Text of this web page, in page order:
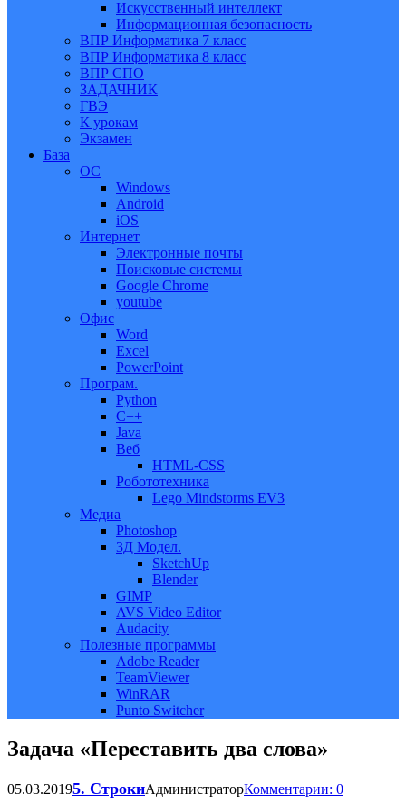
Искусственный интеллект
Информационная безопасность
ВПР Информатика 7 класс
ВПР Информатика 8 класс
ВПР СПО
ЗАДАЧНИК
ГВЭ
К урокам
Экзамен
База
ОС
Windows
Android
iOS
Интернет
Электронные почты
Поисковые системы
Google Chrome
youtube
Офис
Word
Excel
PowerPoint
Програм.
Python
C++
Java
Веб
HTML-CSS
Робототехника
Lego Mindstorms EV3
Медиа
Photoshop
3Д Модел.
SketchUp
Blender
GIMP
AVS Video Editor
Audacity
Полезные программы
Adobe Reader
TeamViewer
WinRAR
Punto Switcher
Задача «Переставить два слова»
05.03.20195. СтрокиАдминистраторКомментарии: 0